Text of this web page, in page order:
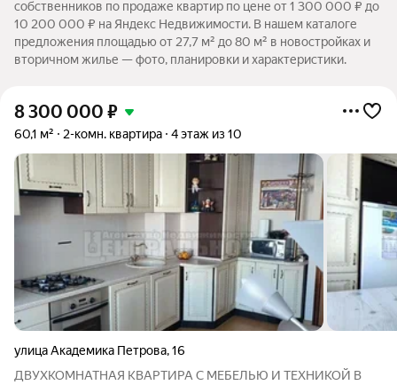
собственников по продаже квартир по цене от 1 300 000 ₽ до
10 200 000 ₽ на Яндекс Недвижимости. В нашем каталоге
предложения площадью от 27,7 м² до 80 м² в новостройках и
вторичном жилье — фото, планировки и характеристики.
8 300 000 ₽
60,1 м² 2-комн. квартира 4 этаж из 10
улица Академика Петрова,16
ДВУХКОМНАТНАЯ КВАРТИРА С МЕБЕЛЬЮ И ТЕХНИКОЙ В